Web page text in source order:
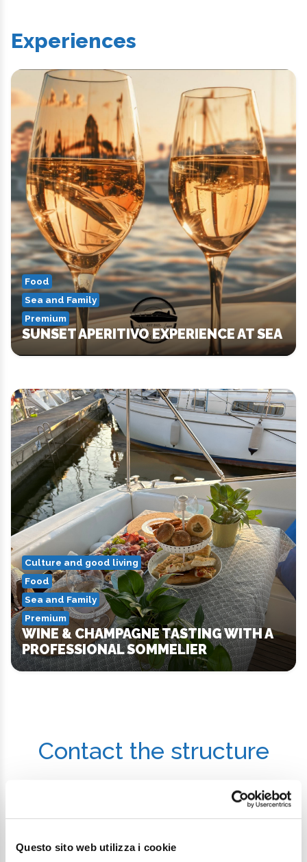
Questo sito web utilizza i cookie
Experiences
Food
Sea and Family
Premium
SUNSET APERITIVO EXPERIENCE AT SEA
Culture and good living
Food
Sea and Family
Premium
WINE & CHAMPAGNE TASTING WITH A
PROFESSIONAL SOMMELIER
Contact the structure
First Name